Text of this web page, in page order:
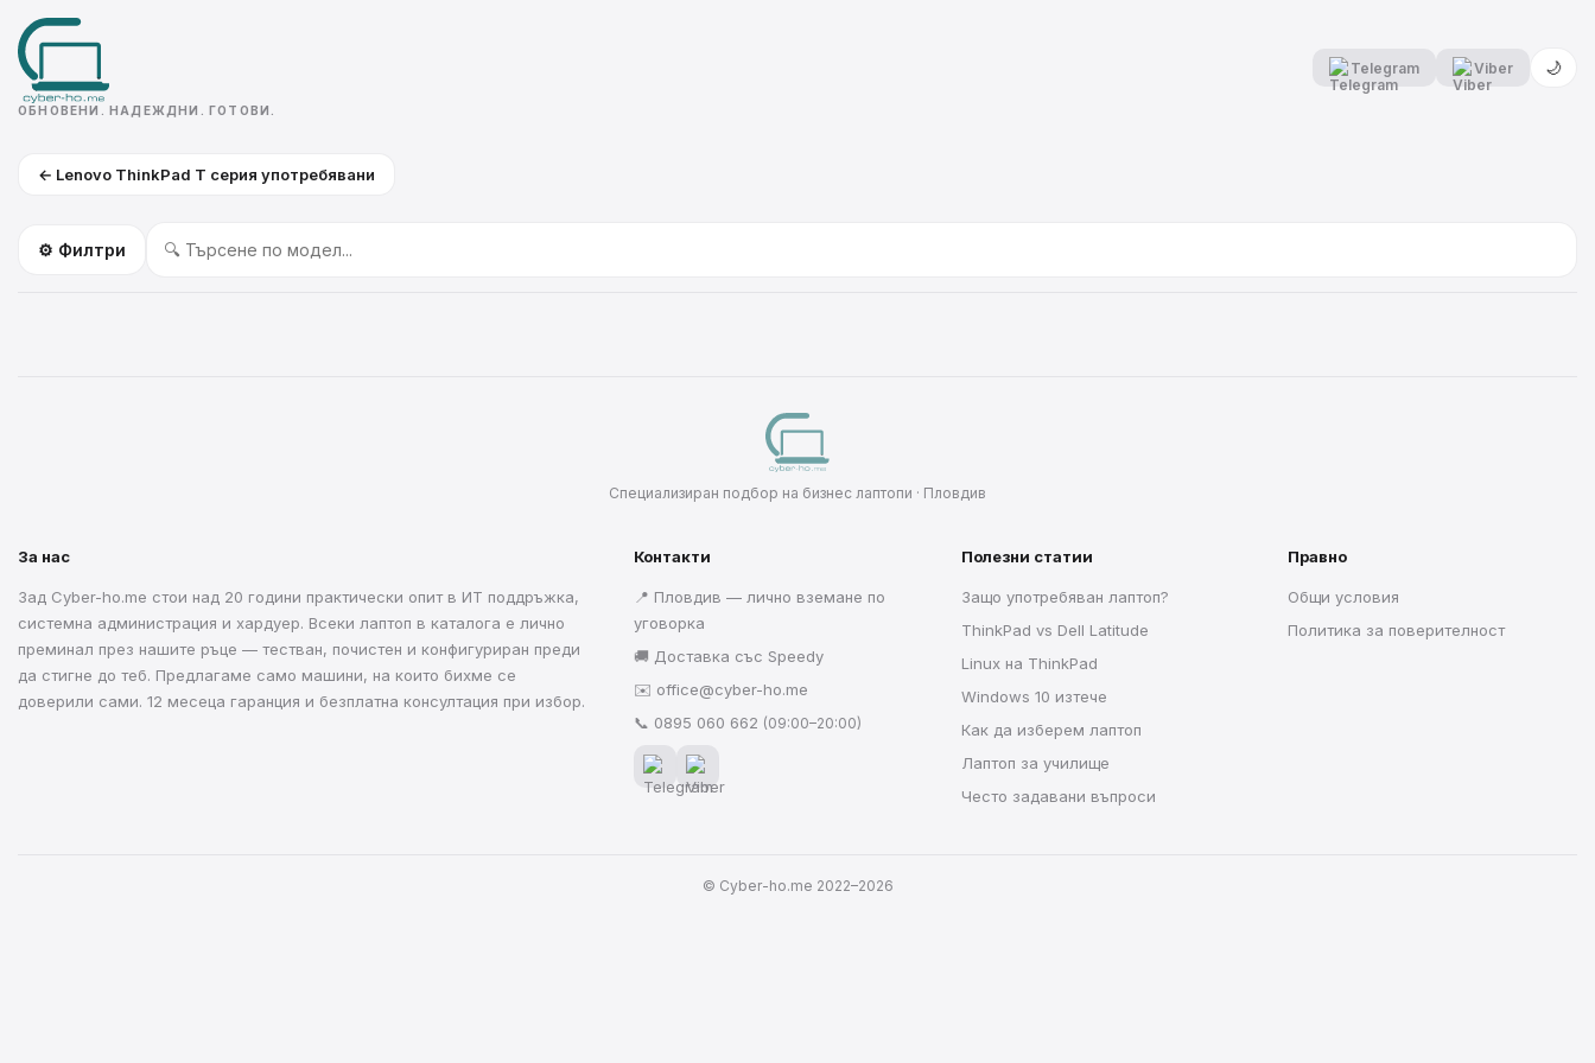
ОБНОВЕНИ. НАДЕЖДНИ. ГОТОВИ.
Telegram Viber 🌙
← Lenovo ThinkPad T серия употребявани
⚙️ Филтри
Специализиран подбор на бизнес лаптопи · Пловдив
За нас
Зад Cyber-ho.me стои над 20 години практически опит в ИТ поддръжка,
системна администрация и хардуер. Всеки лаптоп в каталога е лично
преминал през нашите ръце — тестван, почистен и конфигуриран преди
да стигне до теб. Предлагаме само машини, на които бихме се
доверили сами. 12 месеца гаранция и безплатна консултация при избор.
Контакти
📍 Пловдив — лично вземане по
уговорка
🚚 Доставка със Speedy
✉️ office@cyber-ho.me
📞 0895 060 662 (09:00–20:00)
Полезни статии
Защо употребяван лаптоп?
ThinkPad vs Dell Latitude
Linux на ThinkPad
Windows 10 изтече
Как да изберем лаптоп
Лаптоп за училище
Често задавани въпроси
Правно
Общи условия
Политика за поверителност
© Cyber-ho.me 2022–2026